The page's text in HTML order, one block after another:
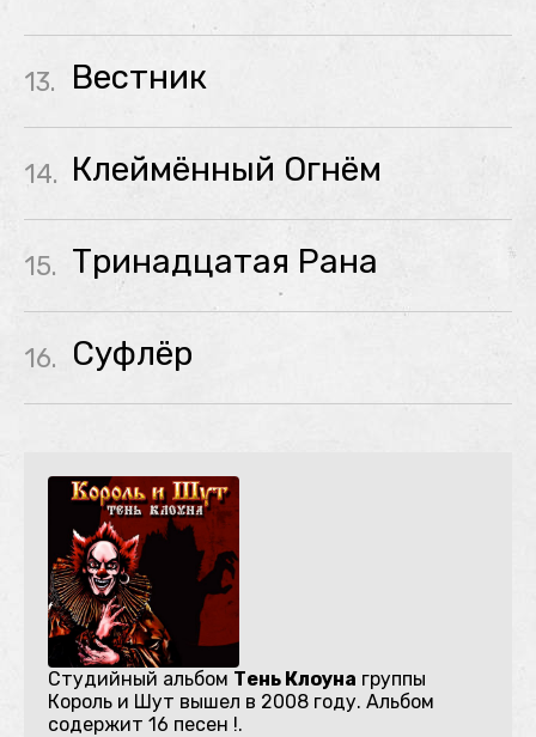
13. Вестник
14. Клеймённый Огнём
15. Тринадцатая Рана
16. Суфлёр
Студийный альбом Тень Клоуна группы
Король и Шут вышел в 2008 году. Альбом
содержит 16 песен !.